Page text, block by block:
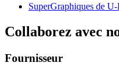
SuperGraphiques de U-
Collaborez avec
Fournisseur